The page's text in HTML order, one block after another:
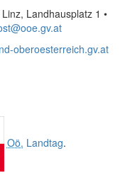
Landhausplatz 1 •
oberoesterreich.gv.at
Oö. Landtag.